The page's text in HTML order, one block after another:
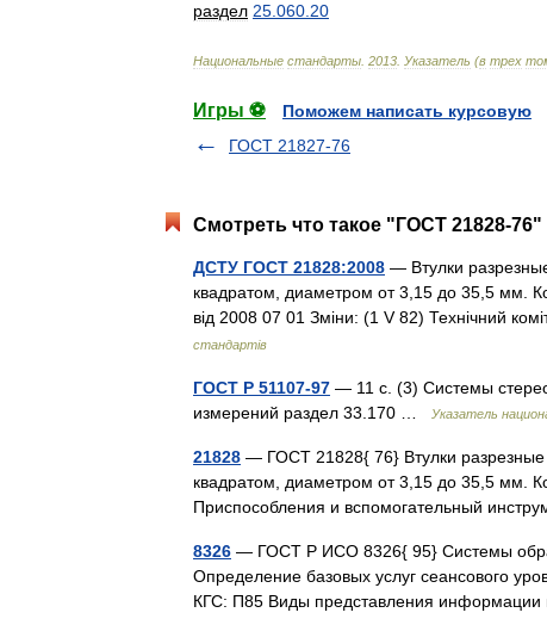
раздел 25 060 20
Национальные стандарты 2013 Указатель (в трех
Игры ⚽
Поможем написать курсовую
ГОСТ 21827-76
Смотреть что такое "ГОСТ 21828-76"
ДСТУ ГОСТ 21828:2008 — Втулки
квадратом, диаметром от 3,15 до 35,5 мм.
від 2008 07 01 Зміни: (1 V 82) Технічний
стандартів
ГОСТ Р 51107-97 — 11 с. (3) Системы
измерений раздел 33.170 …
Указатель
21828 — ГОСТ 21828{ 76} Втулки разрезные
квадратом, диаметром от 3,15 до 35,5 мм.
Приспособления и вспомогательный
8326 — ГОСТ Р ИСО 8326{ 95} Системы
Определение базовых услуг сеансового
КГС: П85 Виды представления